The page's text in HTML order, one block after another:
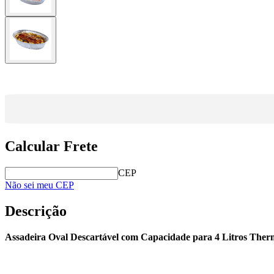
Calcular Frete
CEP
Não sei meu CEP
Descrição
Assadeira Oval Descartável com Capacidade para 4 Litros